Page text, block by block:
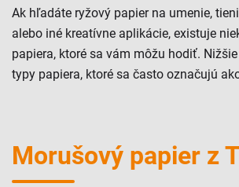
Ak hľadáte ryžový papier na umenie,
alebo iné kreatívne aplikácie, existuje
papiera, ktoré sa vám môžu hodiť.
typy papiera, ktoré sa často označujú
Morušový papier z